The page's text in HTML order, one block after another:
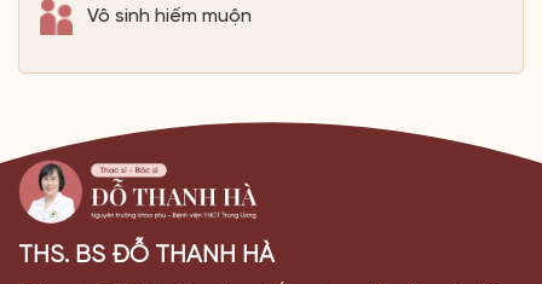
Vô sinh hiếm muộn
THS. BS ĐỖ THANH HÀ